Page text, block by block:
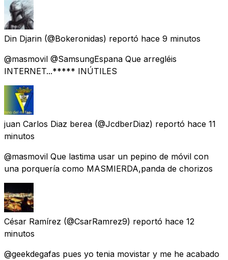
Din Djarin (@Bokeronidas) reportó hace 9 minutos
@masmovil @SamsungEspana Que arregléis
INTERNET...***** INÚTILES
juan Carlos Diaz berea (@JcdberDiaz) reportó hace 11
minutos
@masmovil Que lastima usar un pepino de móvil con
una porquería como MASMIERDA,panda de chorizos
César Ramírez (@CsarRamrez9) reportó hace 12
minutos
@geekdegafas pues yo tenia movistar y me he acabado